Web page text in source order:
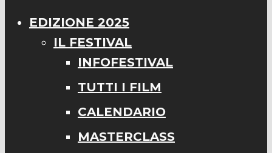
EDIZIONE 2025
IL FESTIVAL
INFOFESTIVAL
TUTTI I FILM
CALENDARIO
MASTERCLASS